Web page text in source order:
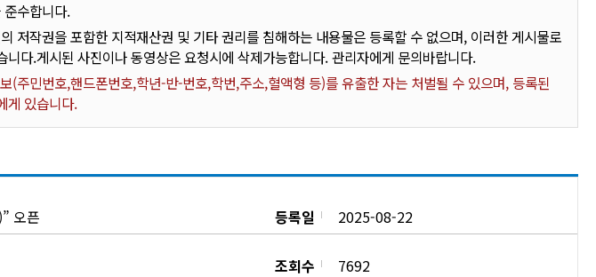
수합니다.
저작권을 포함한 지적재산권 및 기타 권리를 침해하는 내용물은 등록할 수 없으며, 이러한 게시물로
다.게시된 사진이나 동영상은 요청시에 삭제가능합니다. 관리자에게 문의바랍니다.
주민번호,핸드폰번호,학년-반-번호,학번,주소,혈액형 등)를 유출한 자는 처벌될 수 있으며, 등록된
게 있습니다.
오픈 등록일 2025-08-22
조회수 7692